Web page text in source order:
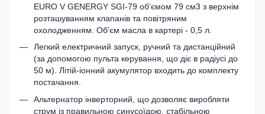
EURO V GENERGY SGI-79 об'ємом 79 см3 з верхнім
розташуванням клапанів та повітряним
охолодженням. Об'єм масла в картері - 0,5 л.
Легкий електричний запуск, ручний та дистанційний
(за допомогою пульта керування, що діє в радіусі до
50 м). Літій-іонний акумулятор входить до комплекту
постачання.
Альтернатор інверторний, що дозволяє виробляти
струм із правильною синусоїдою, стабільною